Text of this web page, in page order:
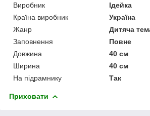
Виробник
Ідейка
Країна виробник
Україна
Жанр
Дитяча
Заповнення
Повне
Довжина
40 см
Ширина
40 см
На підрамнику
Так
Приховати